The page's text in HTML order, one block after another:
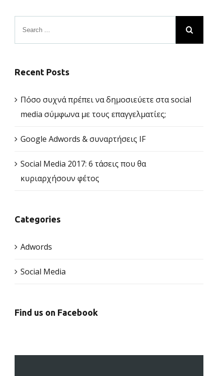
Recent Posts
Πόσο συχνά πρέπει να δημοσιεύετε στα social
media σύμφωνα με τους επαγγελματίες;
Google Adwords & συναρτήσεις IF
Social Media 2017: 6 τάσεις που θα
κυριαρχήσουν φέτος
Categories
Adwords
Social Media
Find us on Facebook